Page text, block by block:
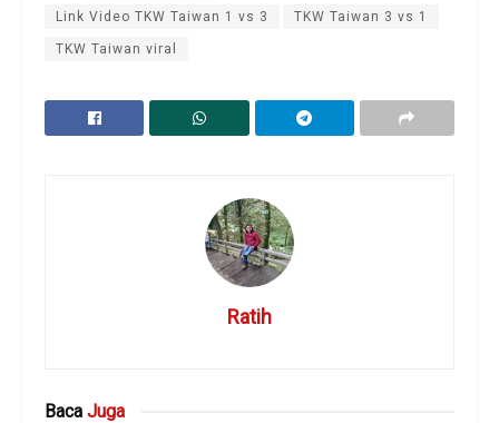
Link Video TKW Taiwan 1 vs 3 TKW Taiwan 3 vs 1
TKW Taiwan viral
Ratih
Baca Juga